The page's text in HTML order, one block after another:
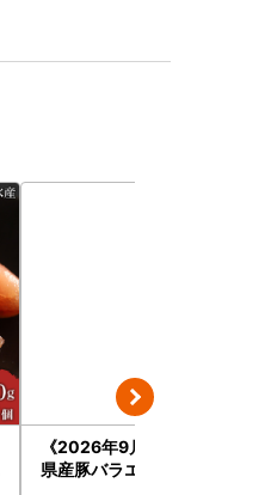
《2026年9月発送》宮崎
県産豚バラエティー4.1kg